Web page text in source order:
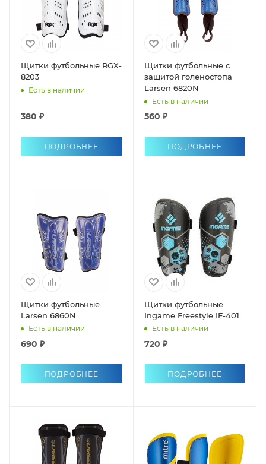
Щитки футбольные RGX-
8203
Есть в наличии
380 ₽
ПОДРОБНЕЕ
Щитки футбольные с
защитой голеностопа
Larsen 6820N
Есть в наличии
560 ₽
ПОДРОБНЕЕ
Щитки футбольные
Larsen 6860N
Есть в наличии
690 ₽
ПОДРОБНЕЕ
Щитки футбольные
Ingame Freestyle IF-401
Есть в наличии
720 ₽
ПОДРОБНЕЕ